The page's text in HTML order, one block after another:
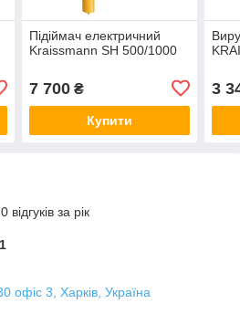
Підіймач електричний
Kraissmann SH 500/1000
7 700₴
Купити
3
за рік
офіс 3, Харків, Україна